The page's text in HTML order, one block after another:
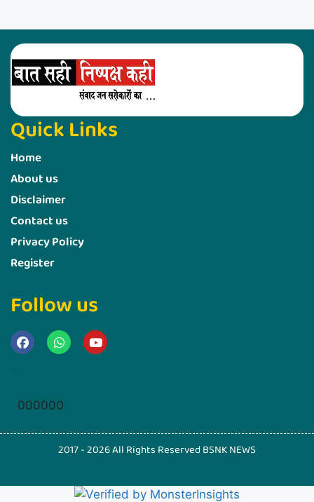
Quick Links
Home
About us
Disclaimer
Contact us
Privacy Policy
Register
Follow us
000000
2017 - 2026 All Rights Reserved BSNK NEWS